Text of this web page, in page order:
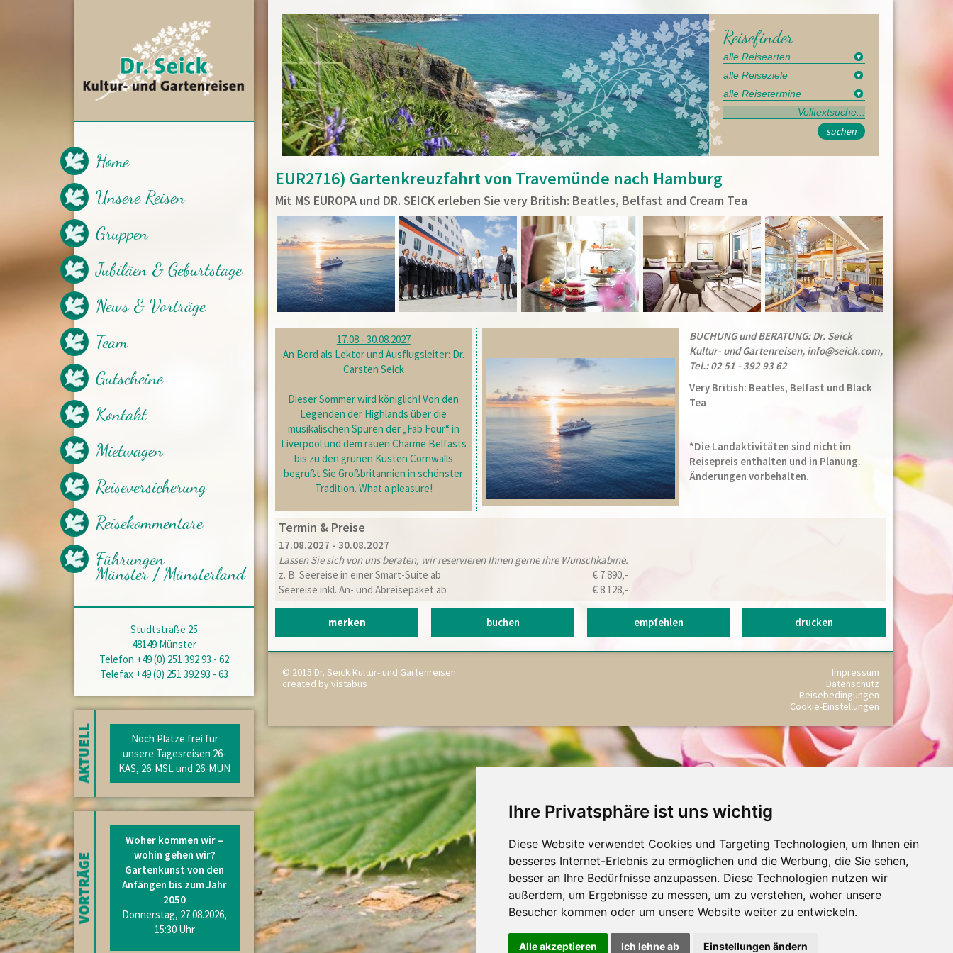
Ihre Privatsphäre ist uns wichtig
Diese Website verwendet Cookies und Targeting Technologien, um Ihnen ein
besseres Internet-Erlebnis zu ermöglichen und die Werbung, die Sie sehen,
besser an Ihre Bedürfnisse anzupassen. Diese Technologien nutzen wir
außerdem, um Ergebnisse zu messen, um zu verstehen, woher unsere
Besucher kommen oder um unsere Website weiter zu entwickeln.
Alle akzeptieren Ich lehne ab Einstellungen ändern
Home
Unsere Reisen
Gartenkreuzfahrten
Gruppen
Jubiläen & Geburtstage
News & Vorträge
Aktuelles
mögliche Vorträge
Kataloganfrage
Empfohlene Partner
Team
Gutscheine
Kontakt
Mietwagen
Reiseversicherung
Reisekommentare
Führungen
Münster / Münsterland
Studtstraße 25
48149 Münster
Telefon +49 (0) 251 392 93 - 62
Telefax +49 (0) 251 392 93 - 63
Noch Plätze frei für
unsere Tagesreisen 26-
KAS, 26-MSL und 26-MUN
Woher kommen wir –
wohin gehen wir?
Gartenkunst von den
Anfängen bis zum Jahr
2050
Donnerstag, 27.08.2026,
15:30 Uhr
Reisefinder
suchen
EUR2716) Gartenkreuzfahrt von Travemünde nach Hamburg
Mit MS EUROPA und DR. SEICK erleben Sie very British: Beatles, Belfast and Cream Tea
17.08.- 30.08.2027
An Bord als Lektor und Ausflugsleiter: Dr.
Carsten Seick
Dieser Sommer wird königlich! Von den
Legenden der Highlands über die
musikalischen Spuren der „Fab Four“ in
Liverpool und dem rauen Charme Belfasts
bis zu den grünen Küsten Cornwalls
begrüßt Sie Großbritannien in schönster
Tradition. What a pleasure!
BUCHUNG und BERATUNG: Dr. Seick
Kultur- und Gartenreisen, info@seick.com,
Tel.: 02 51 - 392 93 62
Very British: Beatles, Belfast und Black
Tea
*Die Landaktivitäten sind nicht im
Reisepreis enthalten und in Planung.
Änderungen vorbehalten.
Termin & Preise
17.08.2027 - 30.08.2027
Lassen Sie sich von uns beraten, wir reservieren Ihnen gerne ihre Wunschkabine.
z. B. Seereise in einer Smart-Suite ab
€ 7.890,-
Seereise inkl. An- und Abreisepaket ab
€ 8.128,-
merken buchen empfehlen drucken
Impressum
Datenschutz
Reisebedingungen
Cookie-Einstellungen
© 2015 Dr. Seick Kultur- und Gartenreisen
created by vistabus